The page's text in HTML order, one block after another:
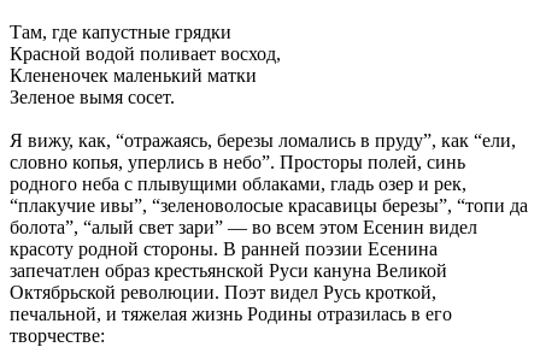
Там, где капустные грядки
Красной водой поливает восход,
Клененочек маленький матки
Зеленое вымя сосет.
Я вижу, как, “отражаясь, березы ломались в пруду”, как “ели,
словно копья, уперлись в небо”. Просторы полей, синь
родного неба с плывущими облаками, гладь озер и рек,
“плакучие ивы”, “зеленоволосые красавицы березы”, “топи да
болота”, “алый свет зари” — во всем этом Есенин видел
красоту родной стороны. В ранней поэзии Есенина
запечатлен образ крестьянской Руси кануна Великой
Октябрьской революции. Поэт видел Русь кроткой,
печальной, и тяжелая жизнь Родины отразилась в его
творчестве: